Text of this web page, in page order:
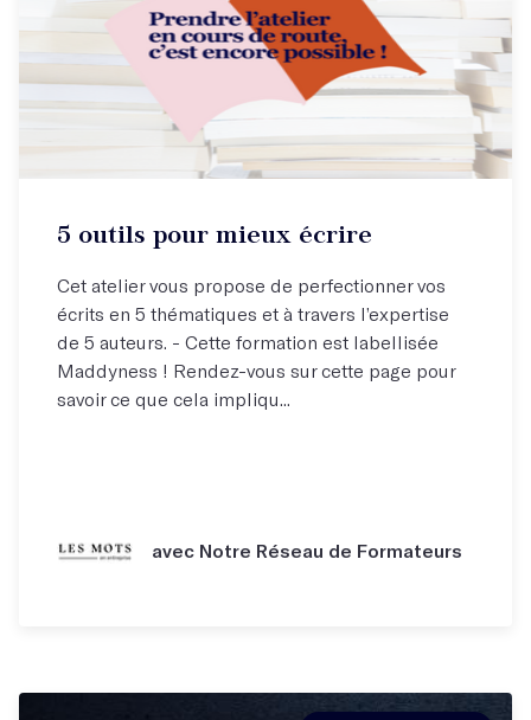
5 outils pour mieux écrire
Cet atelier vous propose de perfectionner vos
écrits en 5 thématiques et à travers l’expertise
de 5 auteurs. - Cette formation est labellisée
Maddyness ! Rendez-vous sur cette page pour
savoir ce que cela impliqu...
avec Notre Réseau de Formateurs